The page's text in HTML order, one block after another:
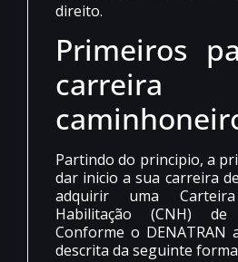
direito.
Primeiros
Partindo do principio, a
dar inicio a sua carreira
adquirir uma
Habilitação (CNH) de
Conforme o DENATRAN
descrita da seguinte